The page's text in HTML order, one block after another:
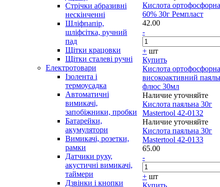
Стрічки абразивні
нескінченні
Шліфпапір,
шліфсітка, ручний
пад
Щітки крацовки
Щітки сталеві ручні
Електротовари
Ізолента і
термоусадка
Автоматичні
вимикачі,
запобіжники, пробки
Батарейки,
акумулятори
Вимикачі, розетки,
рамки
Датчики руху,
акустичні вимикачі,
таймери
Дзвінки і кнопки
Кислота ортофосфорна
60% 30г Ремпласт
42.00
-
+ шт
Купить
Кислота ортофосфорна
високоактивний
флюс 30мл
Наличие уточняйте
Кислота паяльна 30г
Mastertool 42-0132
Наличие уточняйте
Кислота паяльна 30г
Mastertool 42-0133
65.00
-
+ шт
Купить